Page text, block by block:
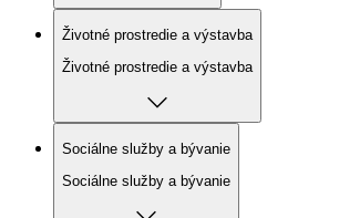
Životné prostredie a výstavba
Životné prostredie a výstavba
Sociálne služby a bývanie
Sociálne služby a bývanie